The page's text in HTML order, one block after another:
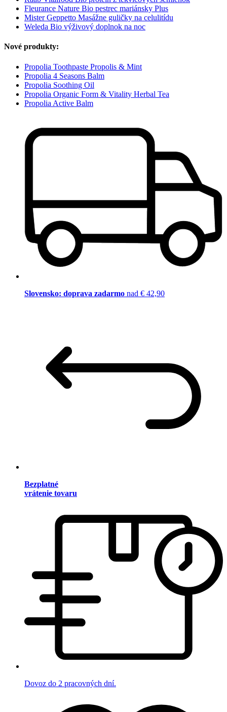
Fleurance Nature Bio pestrec mariánsky Plus
Mister Geppetto Masážne guličky na celulitídu
Weleda Bio výživový doplnok na noc
Nové produkty:
Propolia Toothpaste Propolis & Mint
Propolia 4 Seasons Balm
Propolia Soothing Oil
Propolia Organic Form & Vitality Herbal Tea
Propolia Active Balm
Slovensko: doprava zadarmo nad € 42,90
Bezplatné
vrátenie tovaru
Dovoz do 2 pracovných dní.